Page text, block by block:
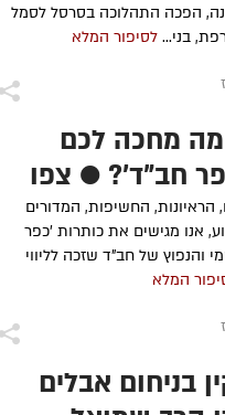
הפכה התהלוכה בסרסל לסמל
בני... לסיפור המלא
מה מחכה לכם
חב"ד'? ● צפו
הראיונות, החשיפות, המדורים
אנו מגישים את כותרות 'כפר
והנפוץ של חב"ד שזכה לליווי
המלא
בניחום אבלים
הרה"ח משה לונדי ע״ה
מרת צביה מרגולין ע״ה- תשמ"ח
מרת שרה פעשא הרליק ע״ה
הרה"ח שלמה פישמאן ע״ה
תשמ"ו